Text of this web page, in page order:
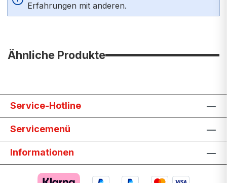
Erfahrungen mit anderen.
Ähnliche Produkte
Service-Hotline
Servicemenü
Informationen